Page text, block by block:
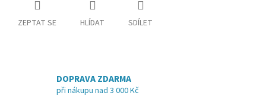
ZEPTAT SE HLÍDAT SDÍLET
DOPRAVA ZDARMA
při nákupu nad 3 000 Kč